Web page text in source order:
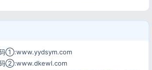
码①:www.yydsym.com
码②:www.dkewl.com